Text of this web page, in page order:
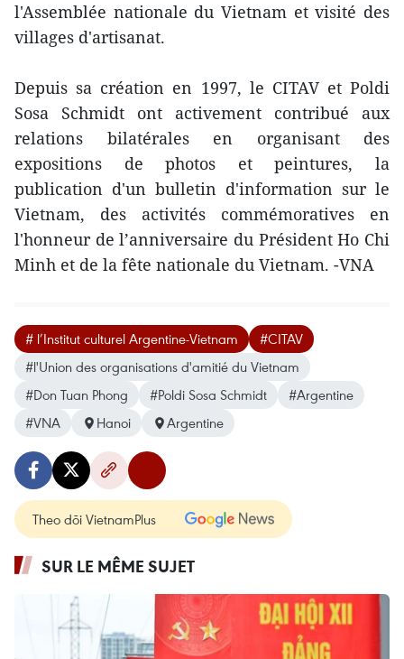
l'Assemblée nationale du Vietnam et visité des
villages d'artisanat.
Depuis sa création en 1997, le CITAV et Poldi
Sosa Schmidt ont activement contribué aux
relations bilatérales en organisant des
expositions de photos et peintures, la
publication d'un bulletin d'information sur le
Vietnam, des activités commémoratives en
l'honneur de l’anniversaire du Président Ho Chi
Minh et de la fête nationale du Vietnam. -VNA
# l’Institut culturel Argentine-Vietnam
#CITAV
#l'Union des organisations d'amitié du Vietnam
#Don Tuan Phong
#Poldi Sosa Schmidt
#Argentine
#VNA
Hanoi Argentine
Theo dõi VietnamPlus
SUR LE MÊME SUJET